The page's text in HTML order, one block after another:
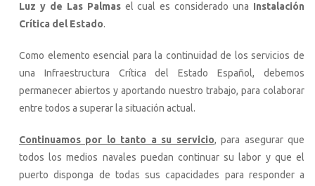
Luz y de Las Palmasel cual es considerado una Instalación
Crítica del Estado.
Como elemento esencial para la continuidad de los servicios de
una Infraestructura Crítica del Estado Español, debemos
permanecer abiertos y aportando nuestro trabajo, para colaborar
entre todos a superar la situación actual.
Continuamos por lo tanto a su servicio, para asegurar que
todos los medios navales puedan continuar su labor y que el
puerto disponga de todas sus capacidades para responder a